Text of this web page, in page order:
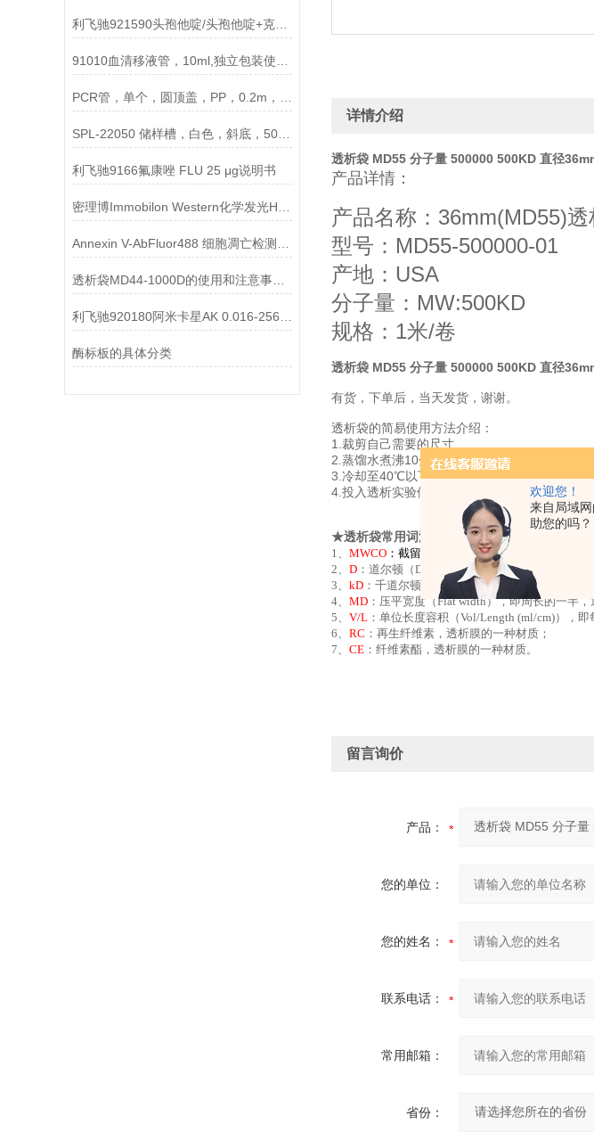
欢迎您！
来自局域
助您的吗？
利飞驰921590头孢他啶/头孢他啶+克拉维酸CAZ/CAL说明书
SPL-22050 储样槽，白色，斜底，50ml，单槽，单独包装
利飞驰9166氟康唑 FLU 25 μg说明书
透析袋MD44-1000D的使用和注意事项说明
酶标板的具体分类
详情介绍
透析袋 MD55 分子量 500000 500KD 直径
产品详情：
产品名称：36mm(MD55)透
型号：MD55-500000-01
产地：USA
分子量：MW:500KD
规格：1米/卷
透析袋 MD55 分子量 500000 500KD 直径
有货，下单后，当天发货，谢谢。
透析袋的简易使用方法介绍：
1.裁剪自己需要的尺寸
2.蒸馏水煮沸10分钟
3.冷却至40℃以下后用蒸馏水冲洗
4.投入透析实验使用
★透析袋常用词汇
1、 MWCO ： 截留分子量
(molecular weight cutoff)
2、 D ：道尔顿（Dalton）蛋白分子量的计量单位；
3、 kD ：千道尔顿，1kD=1000D（k即千的意思）；
4、 MD ：压平宽度（Flat width），即周长的一半
5、 V/L ：单位长度容积（Vol/Length (ml/cm)），
6、 RC ：再生纤维素，透析膜的一种材质；
7、 CE ：纤维素酯，透析膜的一种材质。
留言询价
产品：
您的单位：
您的姓名：
联系电话：
常用邮箱：
省份：